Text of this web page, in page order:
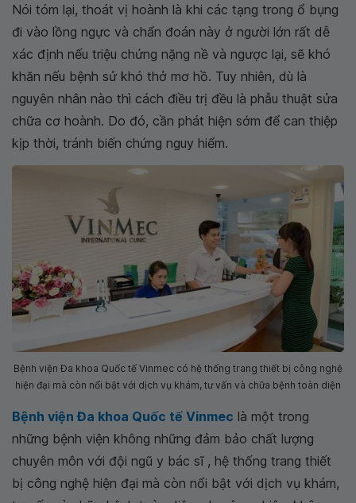
Nói tóm lại, thoát vị hoành là khi các tạng trong ổ bụng
đi vào lồng ngực và chẩn đoán này ở người lớn rất dễ
xác định nếu triệu chứng nặng nề và ngược lại, sẽ khó
khăn nếu bệnh sử khó thở mơ hồ. Tuy nhiên, dù là
nguyên nhân nào thì cách điều trị đều là phẫu thuật sửa
chữa cơ hoành. Do đó, cần phát hiện sớm để can thiệp
kịp thời, tránh biến chứng nguy hiểm.
Bệnh viện Đa khoa Quốc tế Vinmec có hệ thống trang thiết bị công nghệ
hiện đại mà còn nổi bật với dịch vụ khám, tư vấn và chữa bệnh toàn diện
Bệnh viện Đa khoa Quốc tế Vinmec là một trong
những bệnh viện không những đảm bảo chất lượng
chuyên môn với đội ngũ y bác sĩ , hệ thống trang thiết
bị công nghệ hiện đại mà còn nổi bật với dịch vụ khám,